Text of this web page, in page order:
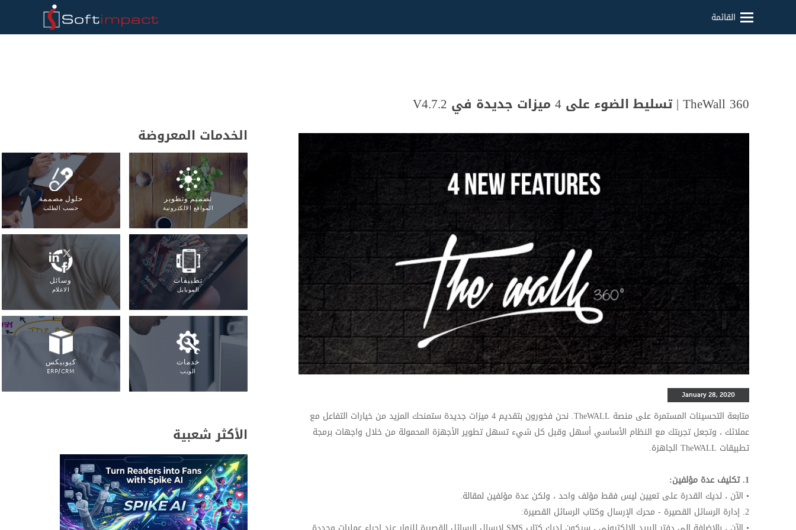
القائمة
TheWall 360 | تسليط الضوء على 4 ميزات جديدة في V4.7.2
January 28, 2020
متابعة التحسينات المستمرة على منصة TheWALL
. نحن فخورون بتقديم 4 ميزات جديدة ستمنحك المزيد من خيارات التفاعل مع
عملائك ، وتجعل تجربتك مع النظام الأساسي أسهل وقبل كل شيء تسهل تطوير الأجهزة المحمولة من خلال واجهات برمجة
تطبيقات TheWALL الجاهزة.
1. تكليف عدة مؤلفين:
• الآن ، لديك القدرة على تعيين ليس فقط مؤلف واحد ، ولكن عدة مؤلفين لمقالة.
2. إدارة الرسائل القصيرة - محرك الإرسال وكتاب الرسائل القصيرة:
الخدمات المعروضة
تصميم وتطوير
المواقع الالكترونية
حلول مصممة
حسب الطلب
تطبيقات
الموبايل
وسائل
الاعلام
خدمات
الويب
كيوبيكس
ERP/CRM
الأكثر شعبية